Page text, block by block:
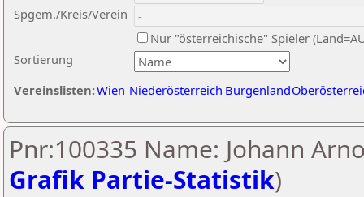
Sortierung
Spgem./Kreis/Verein
Nur "österreichische" Spieler
Vereinslisten:Wien Niederösterreich Burgenland
Pnr:100335 Name: Johann
Grafik Partie-Statistik)